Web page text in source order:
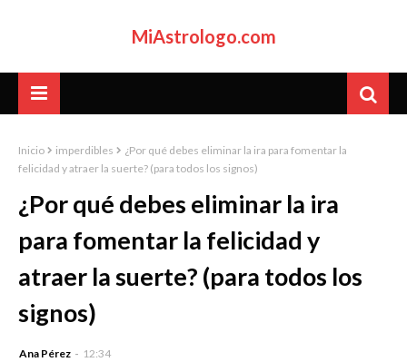
MiAstrologo.com
Inicio imperdibles
¿Por qué debes eliminar la ira para fomentar la
felicidad y atraer la suerte? (para todos los signos)
¿Por qué debes eliminar la ira
para fomentar la felicidad y
atraer la suerte? (para todos los
signos)
Ana Pérez 12:34